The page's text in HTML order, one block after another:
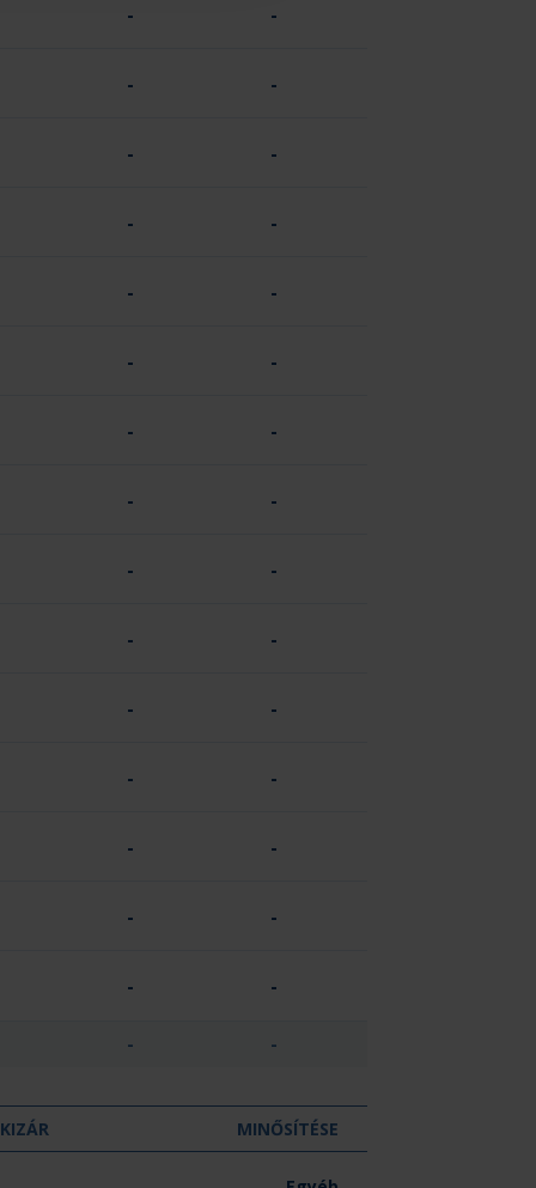
- -
- -
- -
- -
- -
- -
- -
- -
- -
- -
- -
- -
- -
- -
- -
- -
KIZÁR MINŐSÍTÉSE